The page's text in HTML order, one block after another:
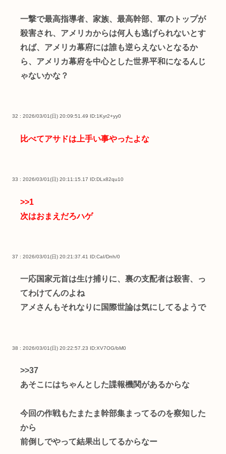
一撃で最高指導者、家族、最高幹部、軍のトップが
殺害され、アメリカからは何人も逃げられないとす
れば、アメリカ幕府には誰も逆らえないとなるか
ら、アメリカ幕府を中心とした世界平和になるんじ
ゃないかな？
32 : 2026/03/01(日) 20:09:51.49 ID:1Kyr2+yy0
比べてアサドは上手い事やったよな
33 : 2026/03/01(日) 20:11:15.17 ID:DLx82qu10
>>1
次はおまえだろハゲ
37 : 2026/03/01(日) 20:21:37.41 ID:CaI/Dnh/0
一応国家元首は生け捕りに、裏の支配者は殺害、っ
てわけてんのよね
アメさんもそれなりに国際世論は気にしてるようで
38 : 2026/03/01(日) 20:22:57.23 ID:XV7OG/bM0
>>37
あそこにはちゃんとした諜報機関があるからな
今回の作戦もたまたま幹部集まってるのを察知した
から
前倒しでやって結果出してるからなー